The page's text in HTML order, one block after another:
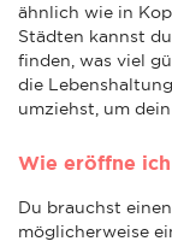
ähnlich wie in
Städten kannst
finden, was viel
die
umziehst, um
Wie eröffne
Du brauchst
möglicherweise